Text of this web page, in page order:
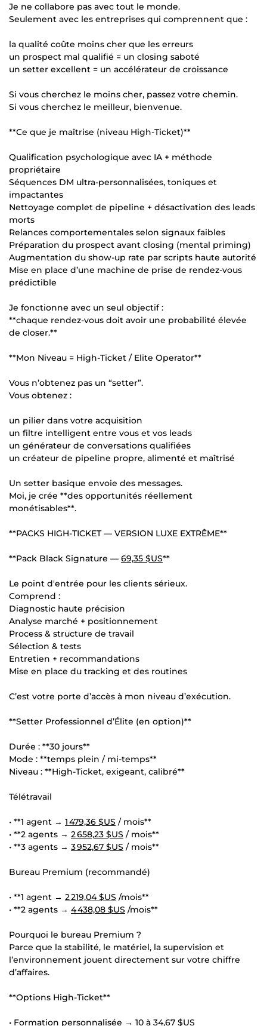
Je ne collabore pas avec tout le monde.
Seulement avec les entreprises qui comprennent que :
la qualité coûte moins cher que les erreurs
un prospect mal qualifié = un closing saboté
un setter excellent = un accélérateur de croissance
Si vous cherchez le moins cher, passez votre chemin.
Si vous cherchez le meilleur, bienvenue.
**Ce que je maîtrise (niveau High-Ticket)**
Qualification psychologique avec IA + méthode
propriétaire
Séquences DM ultra-personnalisées, toniques et
impactantes
Nettoyage complet de pipeline + désactivation des leads
morts
Relances comportementales selon signaux faibles
Préparation du prospect avant closing (mental priming)
Augmentation du show-up rate par scripts haute autorité
Mise en place d’une machine de prise de rendez-vous
prédictible
Je fonctionne avec un seul objectif :
**chaque rendez-vous doit avoir une probabilité élevée
de closer.**
**Mon Niveau = High-Ticket / Elite Operator**
Vous n’obtenez pas un “setter”.
Vous obtenez :
un pilier dans votre acquisition
un filtre intelligent entre vous et vos leads
un générateur de conversations qualifiées
un créateur de pipeline propre, alimenté et maîtrisé
Un setter basique envoie des messages.
Moi, je crée **des opportunités réellement
monétisables**.
**PACKS HIGH-TICKET — VERSION LUXE EXTRÊME**
**Pack Black Signature — 69,35 $US**
Le point d'entrée pour les clients sérieux.
Comprend :
Diagnostic haute précision
Analyse marché + positionnement
Process & structure de travail
Sélection & tests
Entretien + recommandations
Mise en place du tracking et des routines
C’est votre porte d’accès à mon niveau d’exécution.
**Setter Professionnel d’Élite (en option)**
Durée : **30 jours**
Mode : **temps plein / mi-temps**
Niveau : **High-Ticket, exigeant, calibré**
Télétravail
• **1 agent → 1 479,36 $US / mois**
• **2 agents → 2 658,23 $US / mois**
• **3 agents → 3 952,67 $US / mois**
Bureau Premium (recommandé)
• **1 agent → 2 219,04 $US /mois**
• **2 agents → 4 438,08 $US /mois**
Pourquoi le bureau Premium ?
Parce que la stabilité, le matériel, la supervision et
l’environnement jouent directement sur votre chiffre
d’affaires.
**Options High-Ticket**
• Formation personnalisée → 10 à 34,67 $US